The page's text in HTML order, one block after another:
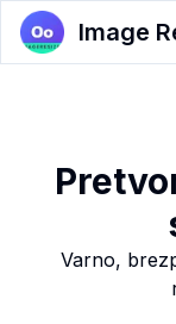
Image
Varno,